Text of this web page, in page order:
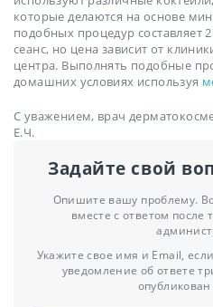
которые делаются на основе
подобных процедур составляет
сеанс, но цена зависит от
центра. Выполнять подобные
домашних условиях используя
С уважением, врач
Е.Ч.
Задайте свой
Опишите вашу проблему.
вместе с ответом после
Укажите свое имя и Email,
уведомление об ответе